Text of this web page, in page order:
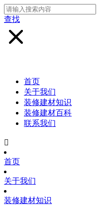
查找
首页
关于我们
装修建材知识
装修建材百科
联系我们

首页
关于我们
装修建材知识